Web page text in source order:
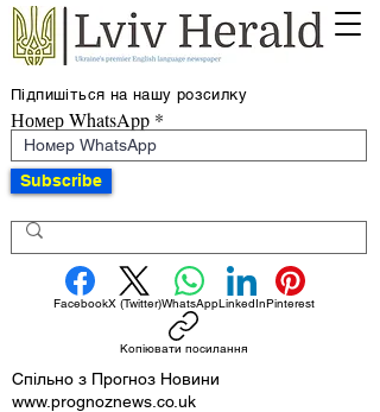
Підпишіться на нашу розсилку
Номер WhatsApp
Subscribe
FacebookX (Twitter)WhatsAppLinkedInPinterest
Копіювати посилання
Спільно з Прогноз Новини
www.prognoznews.co.uk